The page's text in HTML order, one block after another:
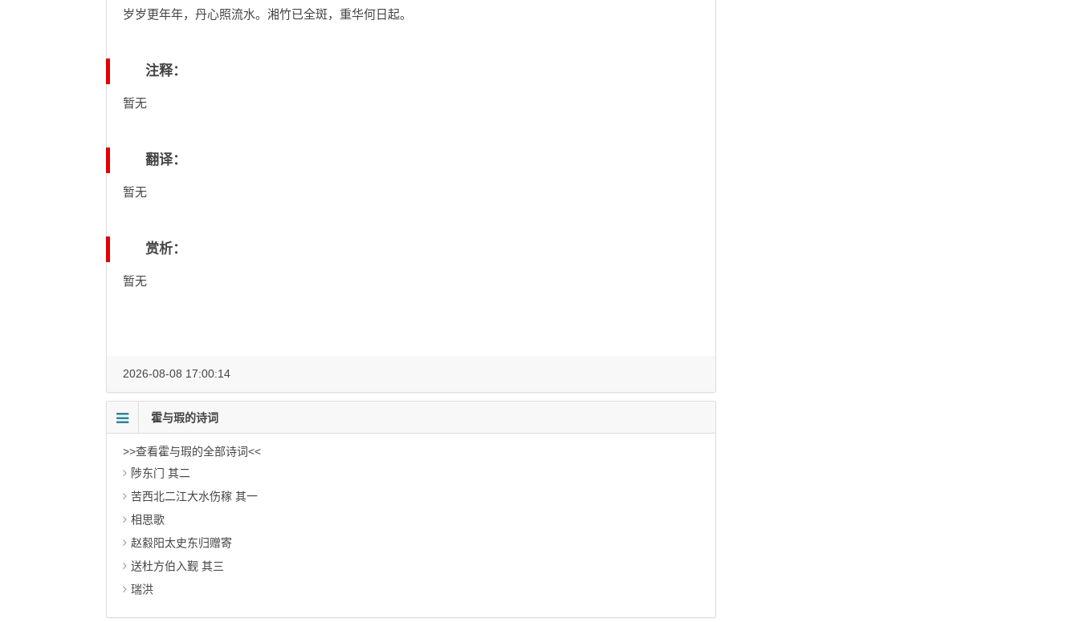
岁岁更年年，丹心照流水。湘竹已全斑，重华何日起。
注释：
暂无
翻译：
暂无
赏析：
暂无
2026-08-08 17:00:14
霍与瑕的诗词
>>查看霍与瑕的全部诗词<<
陟东门 其二
苦西北二江大水伤稼 其一
相思歌
赵縠阳太史东归赠寄
送杜方伯入觐 其三
瑞洪